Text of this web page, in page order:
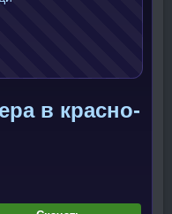
в красно-